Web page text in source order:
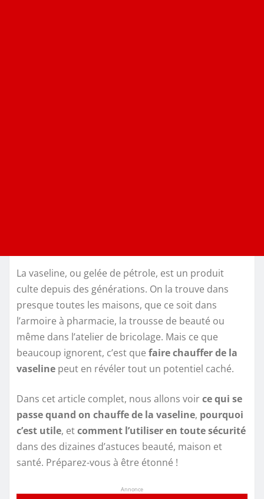
La vaseline, ou gelée de pétrole, est un produit
culte depuis des générations. On la trouve dans
presque toutes les maisons, que ce soit dans
l’armoire à pharmacie, la trousse de beauté ou
même dans l’atelier de bricolage. Mais ce que
beaucoup ignorent, c’est que faire chauffer de la
vaseline peut en révéler tout un potentiel caché.
Dans cet article complet, nous allons voirce qui se
passe quand on chauffe de la vaseline, pourquoi
c’est utile, etcomment l’utiliser en toute sécurité
dans des dizaines d’astuces beauté, maison et
santé. Préparez-vous à être étonné !
Annonce